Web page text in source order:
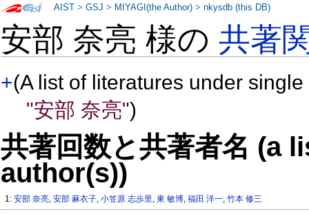
安部 奈亮 様の共著
+(A list of literatures under
"安部 奈亮")
共著回数と共著者名 (a
author(s))
1:安部 奈亮,安部 麻衣子,小笠原 志歩里,東 敏博,福田 洋一,竹本 修三
AIST >GSJ > MIYAGI(the Author) >nkysdb (this DB)